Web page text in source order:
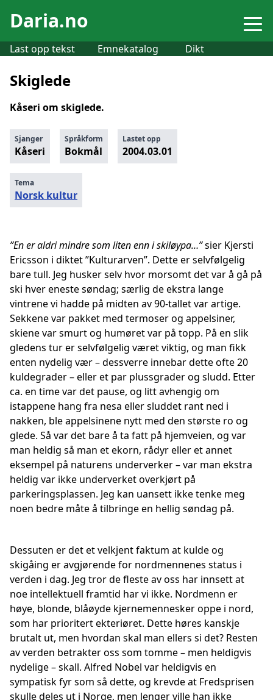
Daria.no
Last opp tekst Emnekatalog Dikt
Skiglede
Kåseri om skiglede.
Sjanger
Kåseri
Språkform
Bokmål
Lastet opp
2004.03.01
Tema
Norsk kultur
”En er aldri mindre som liten enn i skiløypa…”sier Kjersti
Ericsson i diktet ”Kulturarven”. Dette er selvfølgelig
bare tull. Jeg husker selv hvor morsomt det var å gå på
ski hver eneste søndag; særlig de ekstra lange
vintrene vi hadde på midten av 90-tallet var artige.
Sekkene var pakket med termoser og appelsiner,
skiene var smurt og humøret var på topp. På en slik
gledens tur er selvfølgelig været viktig, og man fikk
enten nydelig vær – dessverre innebar dette ofte 20
kuldegrader – eller et par plussgrader og sludd. Etter
ca. en time var det pause, og litt avhengig om
istappene hang fra nesa eller sluddet rant ned i
nakken, ble appelsinene nytt med den største ro og
glede. Så var det bare å ta fatt på hjemveien, og var
man heldig så man et ekorn, rådyr eller et annet
eksempel på naturens underverker – var man ekstra
heldig var ikke underverket overkjørt på
parkeringsplassen. Jeg kan uansett ikke tenke meg
noen bedre måte å tilbringe en hellig søndag på.
Dessuten er det et velkjent faktum at kulde og
skigåing er avgjørende for nordmennenes status i
verden i dag. Jeg tror de fleste av oss har innsett at
noe intellektuell framtid har vi ikke. Nordmenn er
høye, blonde, blåøyde kjernemennesker oppe i nord,
som har prioritert ekteriøret. Dette høres kanskje
brutalt ut, men hvordan skal man ellers si det? Resten
av verden betrakter oss som tomme – men heldigvis
nydelige – skall. Alfred Nobel var heldigvis en
sympatisk fyr som så dette, og krevde at Fredsprisen
skulle deles ut i Norge, men lenger ville han ikke